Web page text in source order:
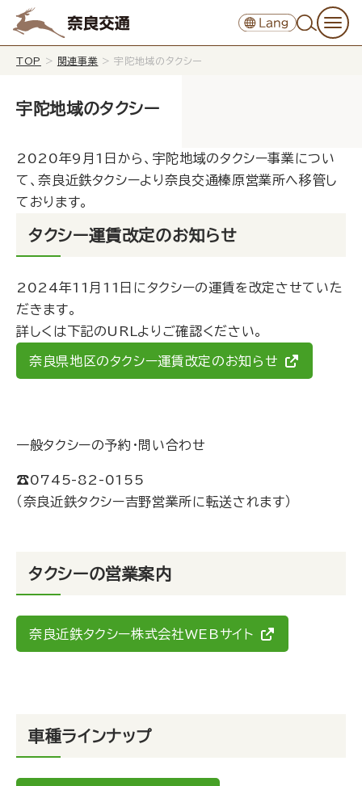
TOP > 関連事業 >宇陀地域のタクシー
宇陀地域のタクシー
2020年9月1日から、宇陀地域のタクシー事業につい
て、奈良近鉄タクシーより奈良交通榛原営業所へ移管し
ております。
タクシー運賃改定のお知らせ
2024年11月11日にタクシーの運賃を改定させていた
だきます。
詳しくは下記のURLよりご確認ください。
奈良県地区のタクシー運賃改定のお知らせ
一般タクシーの予約・問い合わせ
☎︎0745-82-0155
（奈良近鉄タクシー吉野営業所に転送されます）
タクシーの営業案内
奈良近鉄タクシー株式会社WEBサイト
車種ラインナップ